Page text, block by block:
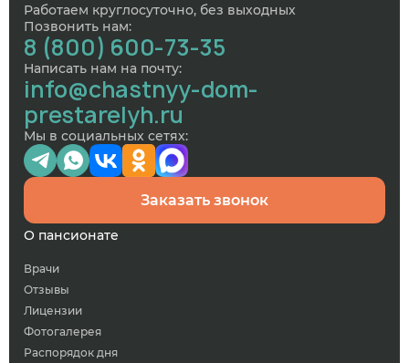
Работаем круглосуточно, без выходных
Позвонить нам:
8 (800) 600-73-35
Написать нам на почту:
info@chastnyy-dom-
prestarelyh.ru
Мы в социальных сетях:
Заказать звонок
О пансионате
Врачи
Отзывы
Лицензии
Фотогалерея
Распорядок дня